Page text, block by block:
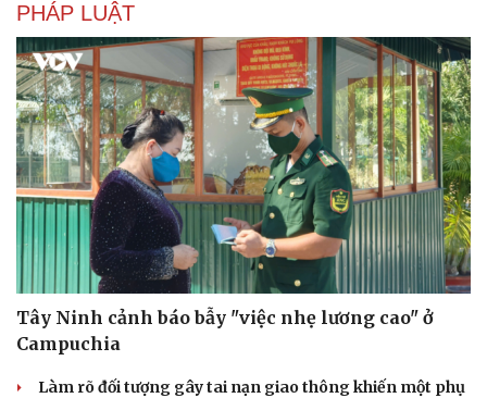
PHÁP LUẬT
Tây Ninh cảnh báo bẫy "việc nhẹ lương cao" ở
Campuchia
Làm rõ đối tượng gây tai nạn giao thông khiến một phụ